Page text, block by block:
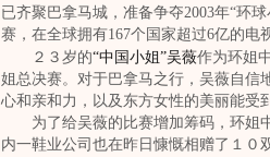
已齐聚巴拿马城，准备争夺2003年“环
赛，在全球拥有167个国家超过6亿的电
２３岁的“中国小姐”吴薇作为环姐
姐总决赛。对于巴拿马之行，吴薇自信
心和亲和力，以及东方女性的美丽能受
为了给吴薇的比赛增加筹码，环姐
内一鞋业公司也在昨日慷慨相赠了１０